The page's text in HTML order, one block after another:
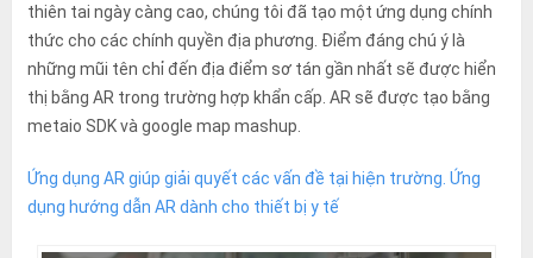
thiên tai ngày càng cao, chúng tôi đã tạo một ứng dụng chính
thức cho các chính quyền địa phương. Điểm đáng chú ý là
những mũi tên chỉ đến địa điểm sơ tán gần nhất sẽ được hiển
thị bằng AR trong trường hợp khẩn cấp. AR sẽ được tạo bằng
metaio SDK và google map mashup.
Ứng dụng AR giúp giải quyết các vấn đề tại hiện trường. Ứng
dụng hướng dẫn AR dành cho thiết bị y tế